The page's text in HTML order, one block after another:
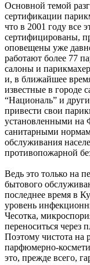
Основной темой
сертификации
что в 2001 году все
сертифицированы,
оповещены уже
работают более 77
салоны и
и, в ближайшее
известные в городе
“Националь” и
привести свои
установленными на
санитарными
обслуживания
противопожарной
Ведь это только на
бытового
последнее время в
уровень
Чесотка,
переноситься через
Поэтому чистота на
парфюмерно-
это, прежде всего,